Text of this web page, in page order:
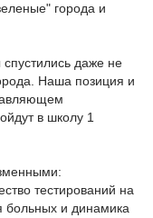
города и
даже не
Наша позиция и
в школу 1
тестирований на
больных и динамика